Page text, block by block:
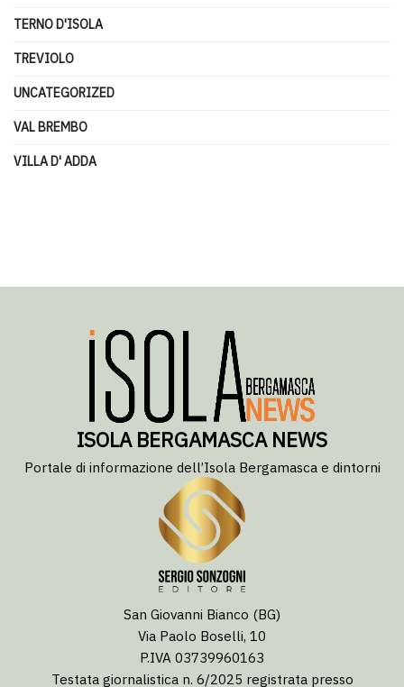
TERNO D'ISOLA
TREVIOLO
UNCATEGORIZED
VAL BREMBO
VILLA D' ADDA
ISOLA BERGAMASCA NEWS
Portale di informazione dell’Isola Bergamasca e dintorni
San Giovanni Bianco (BG)
Via Paolo Boselli, 10
P.IVA 03739960163
Testata giornalistica n. 6/2025 registrata presso